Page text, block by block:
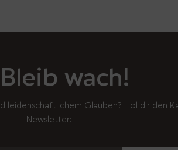
Bleib wach!
leidenschaftlichem Glauben? Hol dir den
Newsletter: